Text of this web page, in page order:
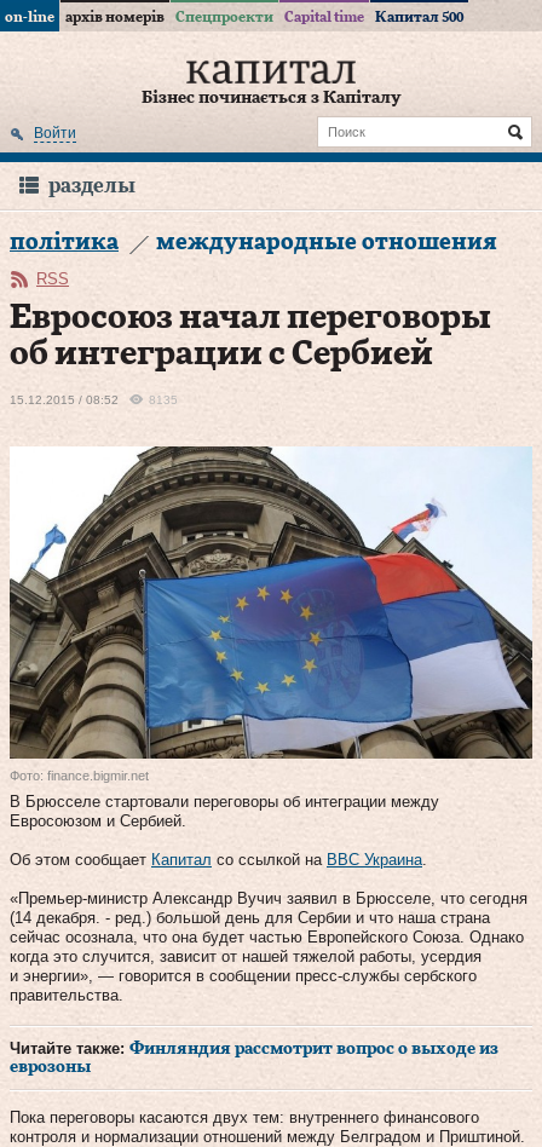
on-line архів номерів Спецпроекти Capital time Капитал 500
Бізнес починається з Капіталу
Войти
разделы
політика международные отношения
RSS
Евросоюз начал переговоры
об интеграции с Сербией
15.12.2015 / 08:52 8135
Фото: finance.bigmir.net
В Брюсселе стартовали переговоры об интеграции между
Евросоюзом и Сербией.
Об этом сообщает Капитал со ссылкой на BBC Украина
«Премьер-министр Александр Вучич заявил в Брюсселе, что сегодня
(14 декабря. - ред.) большой день для Сербии и что наша страна
сейчас осознала, что она будет частью Европейского Союза. Однако
когда это случится, зависит от нашей тяжелой работы, усердия
и энергии», — говорится в сообщении пресс-службы сербского
правительства.
Читайте также: Финляндия рассмотрит вопрос о выходе из
еврозоны
Пока переговоры касаются двух тем: внутреннего финансового
контроля и нормализации отношений между Белградом и Приштиной.